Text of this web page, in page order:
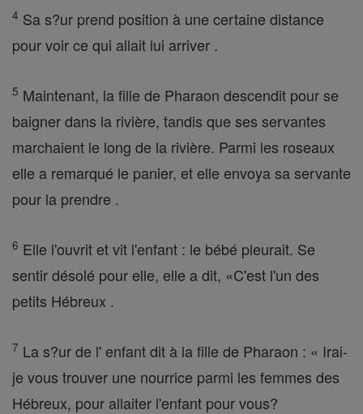
4 Sa s?ur prend position à une certaine distance
pour voir ce qui allait lui arriver .
5 Maintenant, la fille de Pharaon descendit pour se
baigner dans la rivière, tandis que ses servantes
marchaient le long de la rivière. Parmi les roseaux
elle a remarqué le panier, et elle envoya sa servante
pour la prendre .
6 Elle l'ouvrit et vit l'enfant : le bébé pleurait. Se
sentir désolé pour elle, elle a dit, «C'est l'un des
petits Hébreux .
7 La s?ur de l' enfant dit à la fille de Pharaon : « Irai-
je vous trouver une nourrice parmi les femmes des
Hébreux, pour allaiter l'enfant pour vous?